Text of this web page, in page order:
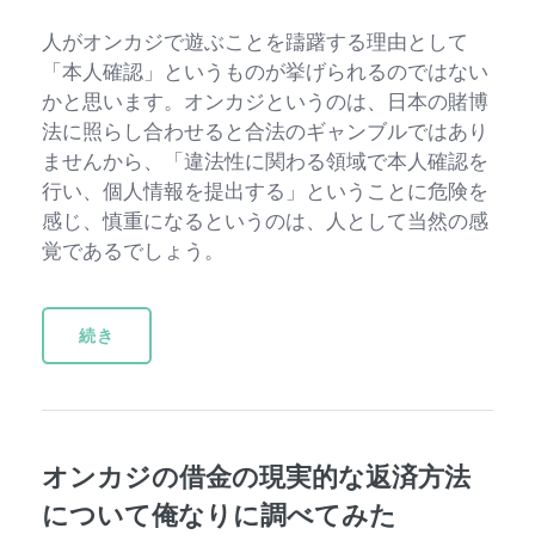
人がオンカジで遊ぶことを躊躇する理由として
「本人確認」というものが挙げられるのではない
かと思います。オンカジというのは、日本の賭博
法に照らし合わせると合法のギャンブルではあり
ませんから、「違法性に関わる領域で本人確認を
行い、個人情報を提出する」ということに危険を
感じ、慎重になるというのは、人として当然の感
覚であるでしょう。
続き
オンカジの借金の現実的な返済方法
について俺なりに調べてみた